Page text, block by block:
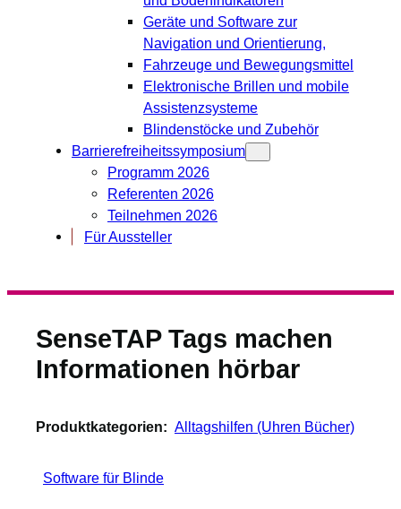
Geräte und Software zur
Navigation und Orientierung,
Fahrzeuge und Bewegungsmittel
Elektronische Brillen und mobile
Assistenzsysteme
Blindenstöcke und Zubehör
Barrierefreiheitssymposium
Programm 2026
Referenten 2026
Teilnehmen 2026
Für Aussteller
SenseTAP Tags machen
Informationen hörbar
Produktkategorien: Alltagshilfen (Uhren Bücher)
Software für Blinde